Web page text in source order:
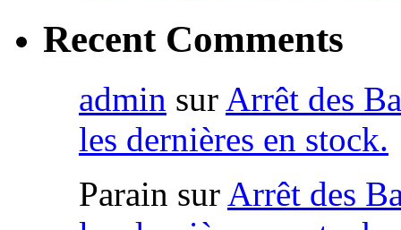
Recent Comments
admin sur Arrêt des
les dernières en stock.
Parain sur Arrêt des